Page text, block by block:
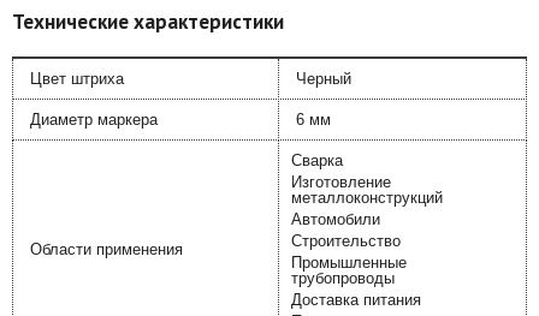
Технические характеристики
Цвет штриха Черный
Диаметр маркера 6 мм
Области применения
Сварка
Изготовление
металлоконструкций
Автомобили
Строительство
Промышленные
трубопроводы
Доставка питания